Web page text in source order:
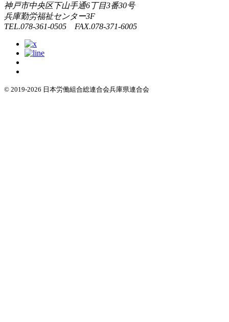
神戸市中央区下山手通6丁目3番30号
兵庫勤労福祉センター3F
TEL.078-361-0505 FAX.078-371-6005
© 2019-2026 日本労働組合総連合会兵庫県連合会